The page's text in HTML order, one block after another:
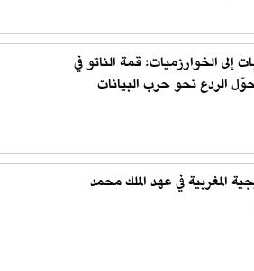
إلى الخوارزميات: قمة الناتو في
الردع نحو حرب البيانات
المغربية في عهد الملك محمد